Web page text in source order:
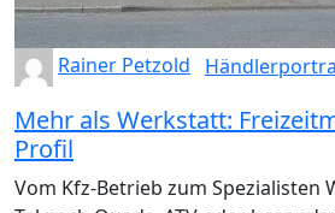
Rainer Petzold
Mehr als Werkstatt:
Profil
Vom Kfz-Betrieb zum Spezialisten